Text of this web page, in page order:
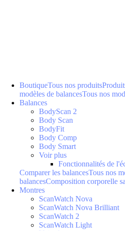
BoutiqueTous nos produits
modèles de balancesTous nos
Balances
BodyScan 2
Body Scan
BodyFit
Body Comp
Body Smart
Voir plus
Fonctionnalités de
Comparer les balancesTous nos
balancesComposition corporelle
Montres
ScanWatch Nova
ScanWatch Nova Brilliant
ScanWatch 2
ScanWatch Light